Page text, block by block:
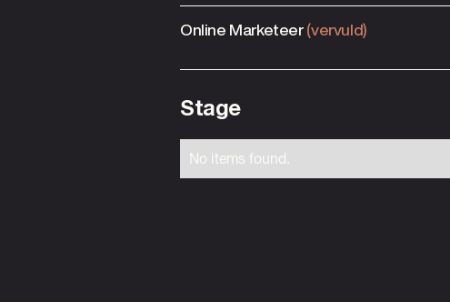
Online Marketeer (vervuld)
Stage
No items found.